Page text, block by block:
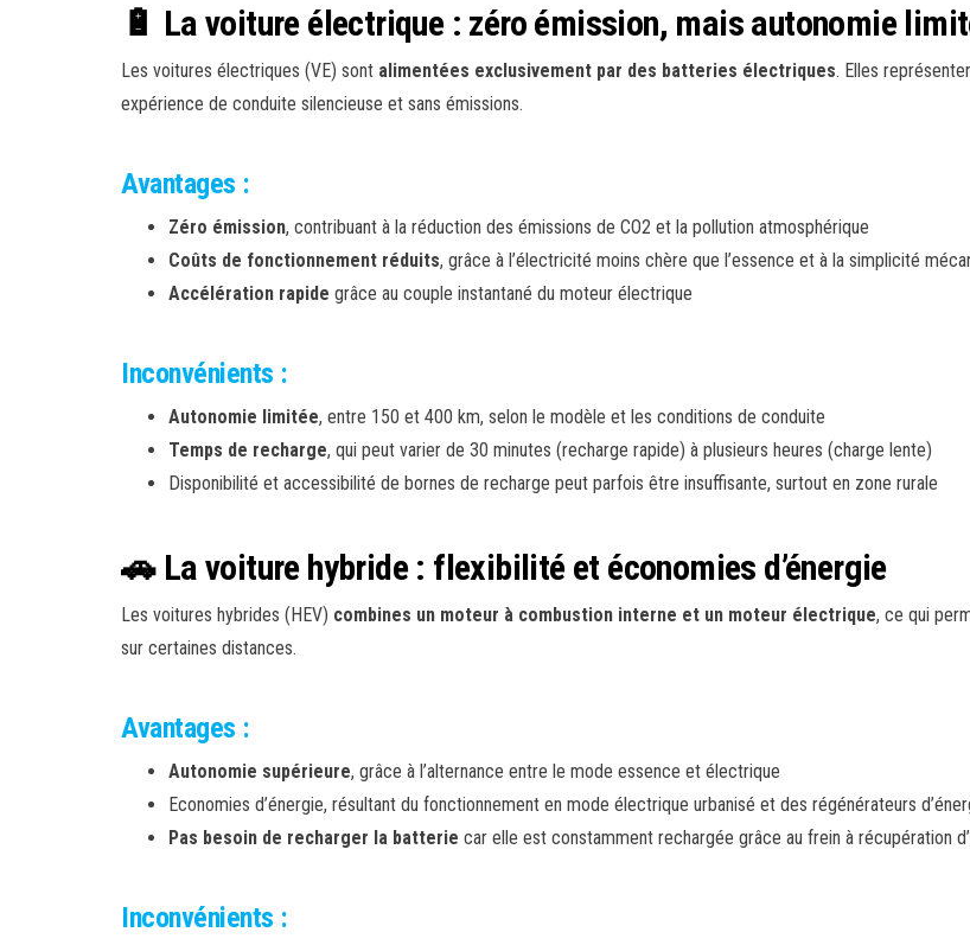
🔋 La voiture électrique : zéro émission, mais autonomie
Les voitures électriques (VE) sont alimentées exclusivement par des batteries électriques. Elles
expérience de conduite silencieuse et sans émissions.
Avantages :
Zéro émission, contribuant à la réduction des émissions de CO2 et la pollution atmosphérique
Coûts de fonctionnement réduits, grâce à l’électricité moins chère que l’essence et à la simplicité
Accélération rapide grâce au couple instantané du moteur électrique
Inconvénients :
Autonomie limitée, entre 150 et 400 km, selon le modèle et les conditions de conduite
Temps de recharge, qui peut varier de 30 minutes (recharge rapide) à plusieurs heures (charge lente)
Disponibilité et accessibilité de bornes de recharge peut parfois être insuffisante, surtout en zone rurale
🚗 La voiture hybride : flexibilité et économies d’énergie
Les voitures hybrides (HEV) combines un moteur à combustion interne et un moteur électrique, ce qui
sur certaines distances.
Avantages :
Autonomie supérieure, grâce à l’alternance entre le mode essence et électrique
Economies d’énergie, résultant du fonctionnement en mode électrique urbanisé et des régénérateurs
Pas besoin de recharger la batterie car elle est constamment rechargée grâce au frein à récupération
Inconvénients :